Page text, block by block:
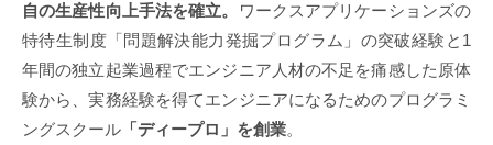
自の生産性向上手法を確立。
ワークスアプリケーションズの
特待生制度「問題解決能力発掘プログラム」の突破経験と1
年間の独立起業過程でエンジニア人材の不足を痛感した原体
験から、実務経験を得てエンジニアになるためのプログラミ
ングスクール 「ディープロ」を創業。